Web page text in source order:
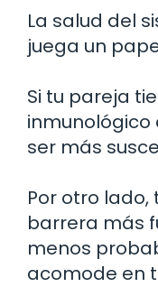
La salud del
juega un
Si tu pareja
ser más
Por otro
barrera más
menos
acomode en